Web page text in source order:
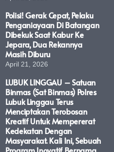
Polisi! Gerak Cepat, Pelaku
Penganiayaan Di Batangan
Dibekuk Saat Kabur Ke
Jepara, Dua Rekannya
Masih Diburu
April 21, 2026
LUBUK LINGGAU – Satuan
Binmas (Sat Binmas) Polres
Lubuk Linggau Terus
Menciptakan Terobosan
Kreatif Untuk Mempererat
Kedekatan Dengan
Masyarakat. Kali Ini, Sebuah